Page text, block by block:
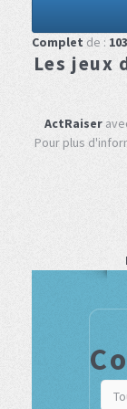
Complet de :
Les jeux
ActRaiser
Pour plus